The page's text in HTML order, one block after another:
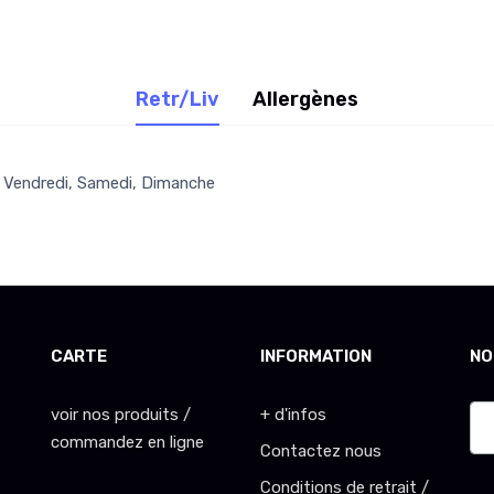
Retr/Liv Allergènes
Samedi, Dimanche
CARTE
voir nos produits /
commandez en ligne
INFORMATION
+ d'infos
Contactez nous
Conditions de retrait /